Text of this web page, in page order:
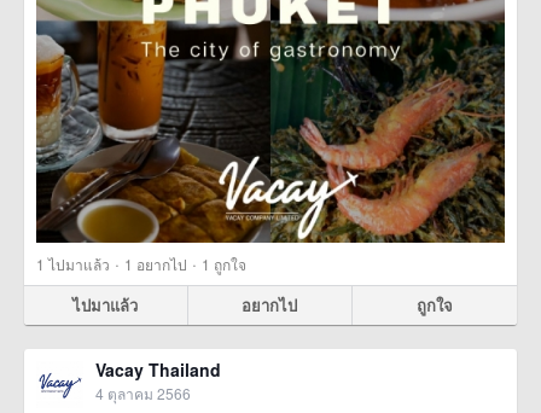
1 ไปมาแล้ว · 1 อยากไป · 1 ถูกใจ
ไปมาแล้ว อยากไป ถูกใจ
Vacay Thailand
4 ตุลาคม 2566